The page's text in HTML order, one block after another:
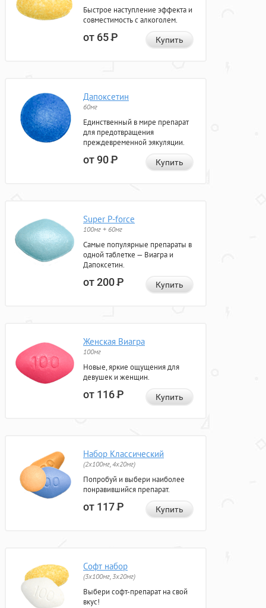
Быстрое наступление эффекта и
совместимость с алкоголем.
от 65Р Купить
Дапоксетин
60мг
Единственный в мире препарат
для предотвращения
преждевременной эякуляции.
от 90Р Купить
Super P-force
100мг + 60мг
Самые популярные препараты в
одной таблетке — Виагра и
Дапоксетин.
от 200Р Купить
Женская Виагра
100мг
Новые, яркие ощущения для
девушек и женщин.
от 116Р Купить
Набор Классический
(2x100мг, 4x20мг)
Попробуй и выбери наиболее
понравившийся препарат.
от 117Р Купить
Софт набор
(3x100мг, 3x20мг)
Выбери софт-препарат на свой
вкус!